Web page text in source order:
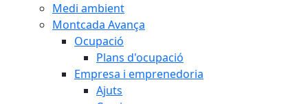
Medi ambient
Montcada Avança
Ocupació
Plans d'ocupació
Empresa i emprenedoria
Ajuts